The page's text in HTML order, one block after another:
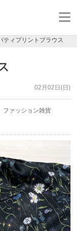
ティプリントブラウス
02月02日(日)
ファッション雑貨